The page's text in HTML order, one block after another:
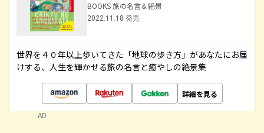
BOOKS 旅の名言＆絶景
2022.11.18 発売
世界を４０年以上歩いてきた「地球の歩き方」があなたにお届
けする、人生を輝かせる旅の名言と癒やしの絶景集
詳細を見る
AD